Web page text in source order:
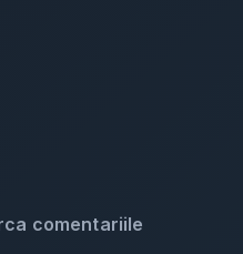
comentariile